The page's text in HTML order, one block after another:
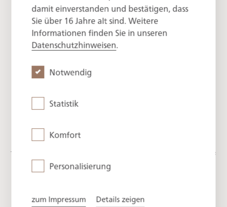
damit einverstanden und bestätigen, dass
Sie über 16 Jahre alt sind. Weitere
Informationen finden Sie in unseren
Datenschutzhinweisen.
Notwendig
Statistik
Komfort
Personalisierung
zum Impressum Details zeigen
Reside in style and elegance in the
historic castle
The Prinzregenten Suite and the Kaiserin Suite in
elegance in an unparalleled way. While the
Luitpold of Bavaria, who once used the castle as a
holiday residence, the Kaiserin Suite, with its
feminine tones and imperial atmosphere, evokes the
spirit of famous Bavarian and Austrian empresses
history but also a private rooftop terrace with